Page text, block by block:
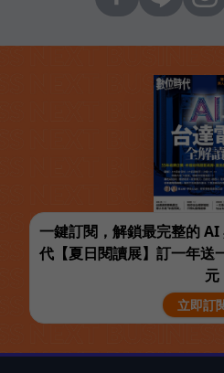
一鍵訂閱，解鎖最完整的
代【夏日閱讀展】訂一年送
元
立即訂